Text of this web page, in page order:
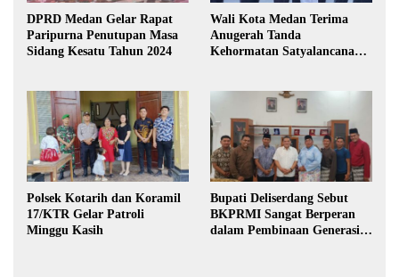
DPRD Medan Gelar Rapat
Paripurna Penutupan Masa
Sidang Kesatu Tahun 2024
Wali Kota Medan Terima
Anugerah Tanda
Kehormatan Satyalancana
Polsek Kotarih dan Koramil
17/KTR Gelar Patroli
Minggu Kasih
Bupati Deliserdang Sebut
BKPRMI Sangat Berperan
dalam Pembinaan Generasi